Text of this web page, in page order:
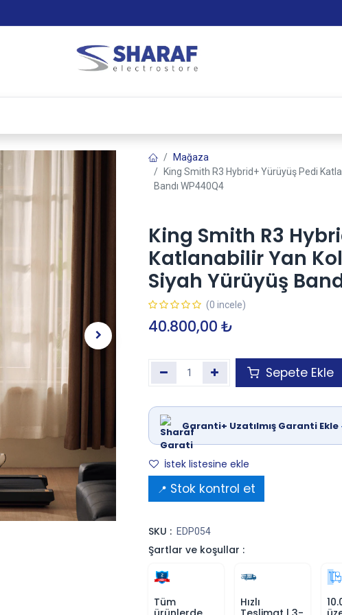
Mağaza
King Smith R3 Hybrid+ Yürüyüş Pedi
Bandı WP440Q4
King Smith R3
Katlanabilir Yan
Siyah Yürüyüş
(0 incele)
40.800,00 ₺
Sepete Ekle
Garanti+ Uzatılmış Garanti Ekle
İstek listesine ekle
📍 Stok kontrol et
SKU : EDP054
Şartlar ve koşullar :
Tüm
Hızlı